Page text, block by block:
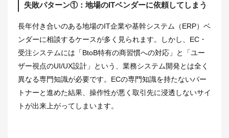
失敗パターン①：地場のITベンダーに依頼してしまう
長年付き合いのある地場のIT企業や基幹システム（ERP）ベ
ンダーに相談するケースが多く見られます。しかし、EC・
受注システムには「BtoB特有の商習慣への対応」と「ユー
ザー視点のUI/UX設計」という、業務システム開発とは全く
異なる専門知識が必要です。ECの専門知識を持たないパー
トナーと進めた結果、操作性が悪く取引先に浸透しないサイ
トが出来上がってしまいます。